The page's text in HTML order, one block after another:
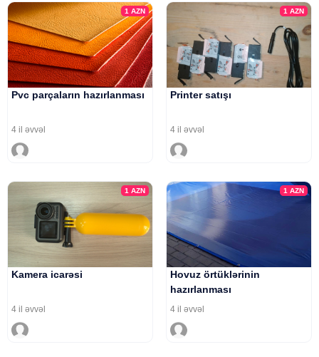
1AZN
Pvc parçaların hazırlanması
4 il əvvəl
1 AZN
Printer satışı
4 il əvvəl
1AZN
Kamera icarəsi
4 il əvvəl
1 AZN
Hovuz örtüklərinin
hazırlanması
4 il əvvəl